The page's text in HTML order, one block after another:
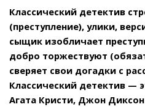
Классический детектив
(преступление), улики,
сыщик изобличает
добро торжествуют
сверяет свои догадки с
Классический детектив —
Агата Кристи, Джон